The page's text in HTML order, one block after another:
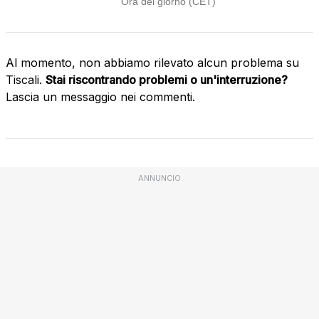
Al momento, non abbiamo rilevato alcun problema su
Tiscali. Stai riscontrando problemi o un'interruzione?
Lascia un messaggio nei commenti.
ANNUNCIO